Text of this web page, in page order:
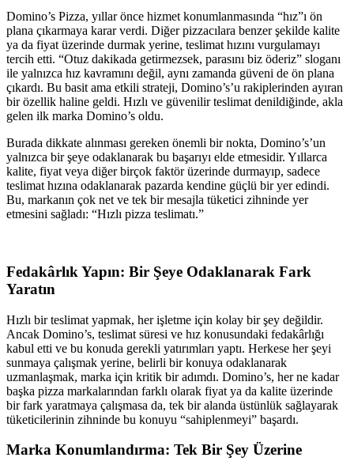
Domino’s Pizza, yıllar önce hizmet konumlanmasında “hız”ı ön
plana çıkarmaya karar verdi. Diğer pizzacılara benzer şekilde kalite
ya da fiyat üzerinde durmak yerine, teslimat hızını vurgulamayı
tercih etti. “Otuz dakikada getirmezsek, parasını biz öderiz” sloganı
ile yalnızca hız kavramını değil, aynı zamanda güveni de ön plana
çıkardı. Bu basit ama etkili strateji, Domino’s’u rakiplerinden ayıran
bir özellik haline geldi. Hızlı ve güvenilir teslimat denildiğinde, akla
gelen ilk marka Domino’s oldu.
Burada dikkate alınması gereken önemli bir nokta, Domino’s’un
yalnızca bir şeye odaklanarak bu başarıyı elde etmesidir. Yıllarca
kalite, fiyat veya diğer birçok faktör üzerinde durmayıp, sadece
teslimat hızına odaklanarak pazarda kendine güçlü bir yer edindi.
Bu, markanın çok net ve tek bir mesajla tüketici zihninde yer
etmesini sağladı: “Hızlı pizza teslimatı.”
Fedakârlık Yapın: Bir Şeye Odaklanarak Fark
Yaratın
Hızlı bir teslimat yapmak, her işletme için kolay bir şey değildir.
Ancak Domino’s, teslimat süresi ve hız konusundaki fedakârlığı
kabul etti ve bu konuda gerekli yatırımları yaptı. Herkese her şeyi
sunmaya çalışmak yerine, belirli bir konuya odaklanarak
uzmanlaşmak, marka için kritik bir adımdı. Domino’s, her ne kadar
başka pizza markalarından farklı olarak fiyat ya da kalite üzerinde
bir fark yaratmaya çalışmasa da, tek bir alanda üstünlük sağlayarak
tüketicilerinin zihninde bu konuyu “sahiplenmeyi” başardı.
Marka Konumlandırma: Tek Bir Şey Üzerine